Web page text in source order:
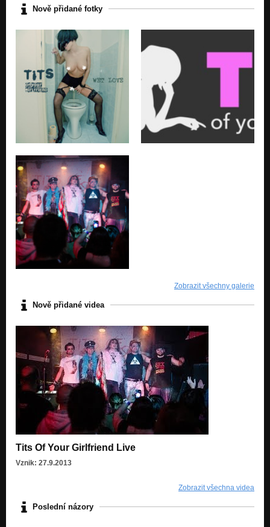
Nově přidané fotky
Zobrazit všechny galerie
Nově přidané videa
Tits Of Your Girlfriend Live
Vznik: 27.9.2013
Zobrazit všechna videa
Poslední názory